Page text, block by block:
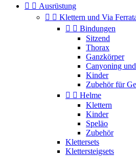
  Ausrüstung
  Klettern und Via
  Bindungen
Sitzend
Thorax
Ganzkörper
Canyoning
Kinder
Zubehör für
  Helme
Klettern
Kinder
Speläo
Zubehör
Klettersets
Klettersteigsets